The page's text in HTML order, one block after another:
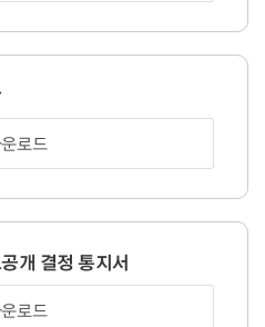
로드
개 결정 통지서
로드